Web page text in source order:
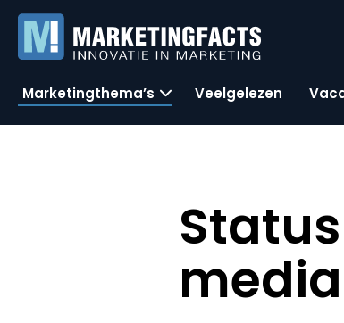
Marketingthema’s Veelgelezen